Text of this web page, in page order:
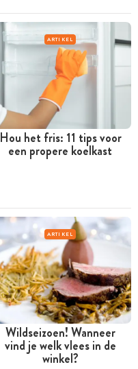
ARTIKEL
Hou het fris: 11 tips voor
een propere koelkast
ARTIKEL
Wildseizoen! Wanneer
vind je welk vlees in de
winkel?